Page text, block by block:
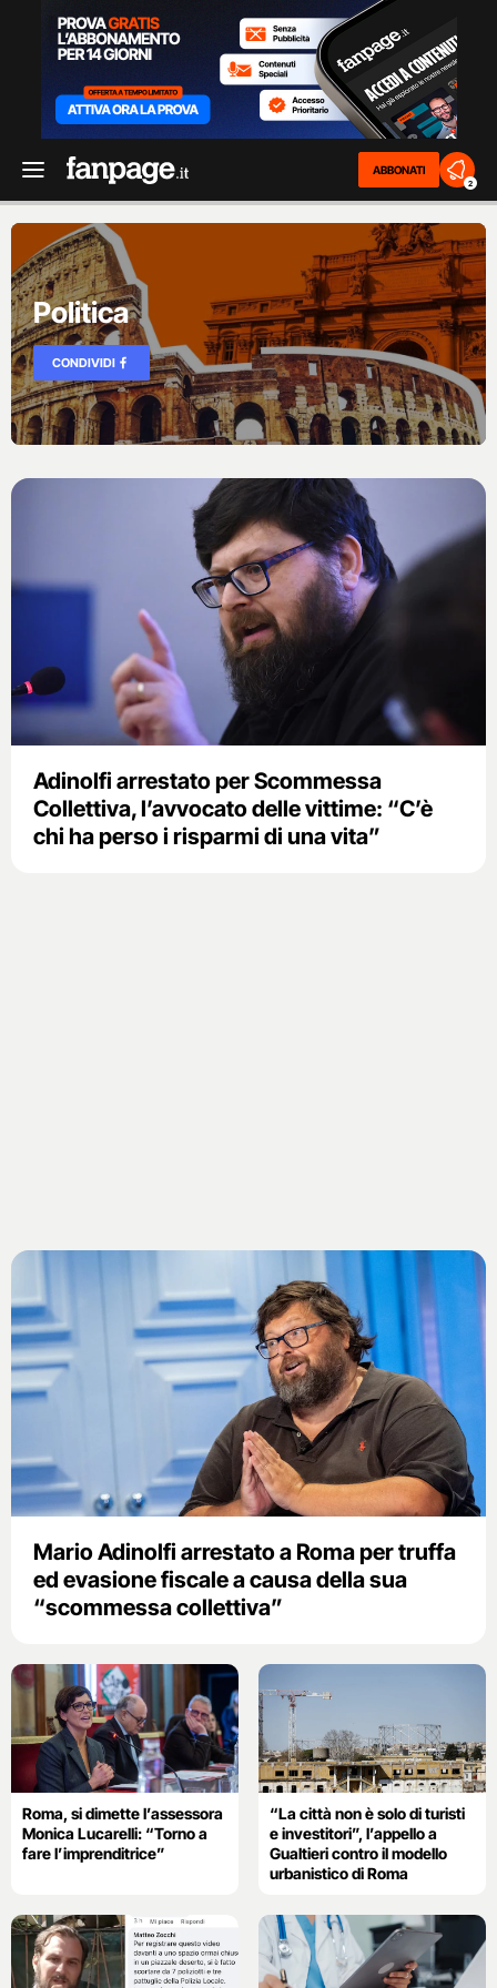
ABBONATI
2
Politica
CONDIVIDI
Adinolfi arrestato per Scommessa
Collettiva, l’avvocato delle vittime: “C’è
chi ha perso i risparmi di una vita”
Mario Adinolfi arrestato a Roma per truffa
ed evasione fiscale a causa della sua
“scommessa collettiva”
Roma, si dimette l’assessora
Monica Lucarelli: “Torno a
fare l’imprenditrice”
“La città non è solo di turisti
e investitori”, l’appello a
Gualtieri contro il modello
urbanistico di Roma